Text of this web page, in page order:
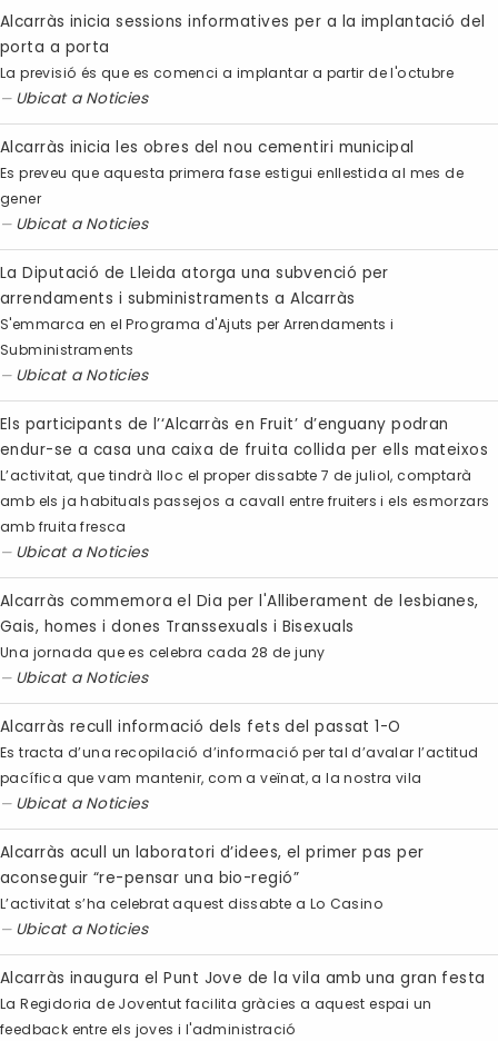
Alcarràs inicia sessions informatives per a la implantació del
porta a porta
La previsió és que es comenci a implantar a partir de l'octubre
Ubicat a Noticies
Alcarràs inicia les obres del nou cementiri municipal
Es preveu que aquesta primera fase estigui enllestida al mes de
gener
Ubicat a Noticies
La Diputació de Lleida atorga una subvenció per
arrendaments i subministraments a Alcarràs
S'emmarca en el Programa d'Ajuts per Arrendaments i
Subministraments
Ubicat a Noticies
Els participants de l’‘Alcarràs en Fruit’ d’enguany podran
endur-se a casa una caixa de fruita collida per ells mateixos
L’activitat, que tindrà lloc el proper dissabte 7 de juliol, comptarà
amb els ja habituals passejos a cavall entre fruiters i els esmorzars
amb fruita fresca
Ubicat a Noticies
Alcarràs commemora el Dia per l'Alliberament de lesbianes,
Gais, homes i dones Transsexuals i Bisexuals
Una jornada que es celebra cada 28 de juny
Ubicat a Noticies
Alcarràs recull informació dels fets del passat 1-O
Es tracta d’una recopilació d’informació per tal d’avalar l’actitud
pacífica que vam mantenir, com a veïnat, a la nostra vila
Ubicat a Noticies
Alcarràs acull un laboratori d’idees, el primer pas per
aconseguir “re-pensar una bio-regió”
L’activitat s’ha celebrat aquest dissabte a Lo Casino
Ubicat a Noticies
Alcarràs inaugura el Punt Jove de la vila amb una gran festa
La Regidoria de Joventut facilita gràcies a aquest espai un
feedback entre els joves i l'administració